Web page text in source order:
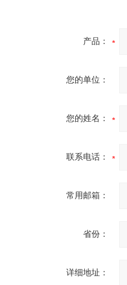
产品：
您的单位：
您的姓名：
联系电话：
常用邮箱：
省份：
详细地址：